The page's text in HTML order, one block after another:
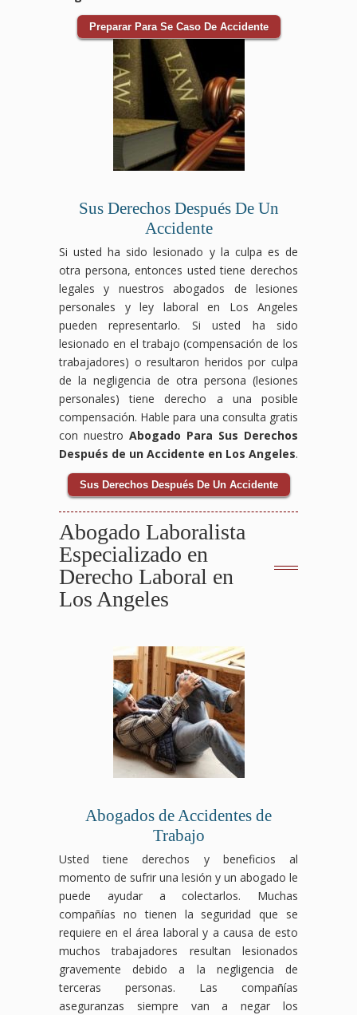
Preparar Para Se Caso De Accidente
Sus Derechos Después De Un
Accidente
Si usted ha sido lesionado y la culpa es de
otra persona, entonces usted tiene derechos
legales y nuestros abogados de lesiones
personales y ley laboral en Los Angeles
pueden representarlo. Si usted ha sido
lesionado en el trabajo (compensación de los
trabajadores) o resultaron heridos por culpa
de la negligencia de otra persona (lesiones
personales) tiene derecho a una posible
compensación. Hable para una consulta gratis
con nuestro Abogado Para Sus Derechos
Después de un Accidente en Los Angeles.
Sus Derechos Después De Un Accidente
Abogado Laboralista
Especializado en
Derecho Laboral en
Los Angeles
Abogados de Accidentes de
Trabajo
Usted tiene derechos y beneficios al
momento de sufrir una lesión y un abogado le
puede ayudar a colectarlos. Muchas
compañías no tienen la seguridad que se
requiere en el área laboral y a causa de esto
muchos trabajadores resultan lesionados
gravemente debido a la negligencia de
terceras personas. Las compañías
aseguranzas siempre van a negar los